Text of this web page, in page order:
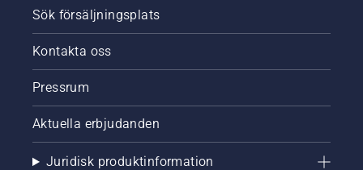
Sök försäljningsplats
Kontakta oss
Pressrum
Aktuella erbjudanden
Juridisk produktinformation